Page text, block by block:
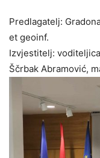
Predlagatelj:
et geoinf.
Izvjestitelj:
Ščrbak Abramović,